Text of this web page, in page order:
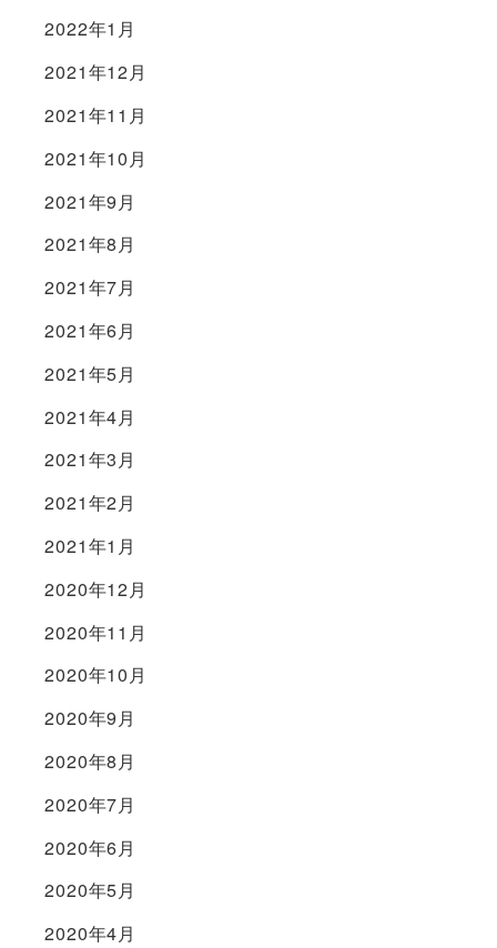
2022年1月
2021年12月
2021年11月
2021年10月
2021年9月
2021年8月
2021年7月
2021年6月
2021年5月
2021年4月
2021年3月
2021年2月
2021年1月
2020年12月
2020年11月
2020年10月
2020年9月
2020年8月
2020年7月
2020年6月
2020年5月
2020年4月